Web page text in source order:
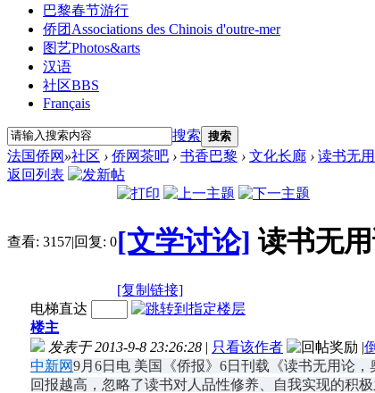
巴黎春节游行
侨团 Associations des Chinois d'outre-mer
图艺Photos&arts
汉语
社区BBS
Français
搜索 搜索
法国侨网 »社区 › 侨网茶吧 › 书香巴黎 › 文化长廊 › 读书无
返回列表
查看: 3157|回复: 0[文学讨论] 读书无
[复制链接]
电梯直达
楼主
发表于 2013-9-8 23:26:28 | 只看该作者 |
中新网9月6日电 美国《侨报》6日刊载《读书无用论
回报越高，忽略了读书对人品性修养、自我实现的积极